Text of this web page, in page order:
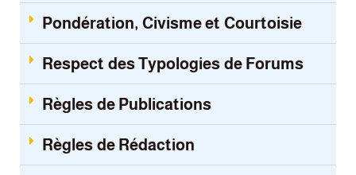
Pondération, Civisme et Courtoisie
Respect des Typologies de Forums
Règles de Publications
Règles de Rédaction